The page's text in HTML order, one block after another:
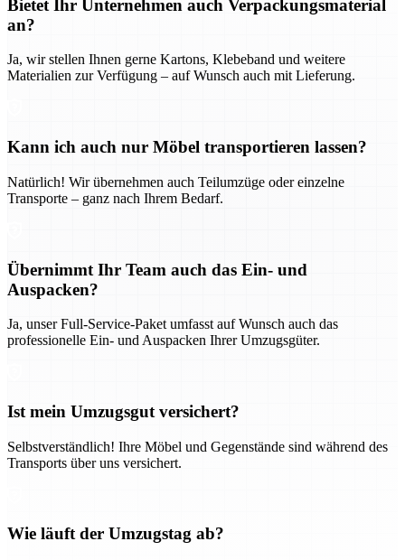
Bietet Ihr Unternehmen auch Verpackungsmaterial
an?
Ja, wir stellen Ihnen gerne Kartons, Klebeband und weitere
Materialien zur Verfügung – auf Wunsch auch mit Lieferung.
Kann ich auch nur Möbel transportieren lassen?
Natürlich! Wir übernehmen auch Teilumzüge oder einzelne
Transporte – ganz nach Ihrem Bedarf.
Übernimmt Ihr Team auch das Ein- und
Auspacken?
Ja, unser Full-Service-Paket umfasst auf Wunsch auch das
professionelle Ein- und Auspacken Ihrer Umzugsgüter.
Ist mein Umzugsgut versichert?
Selbstverständlich! Ihre Möbel und Gegenstände sind während des
Transports über uns versichert.
Wie läuft der Umzugstag ab?